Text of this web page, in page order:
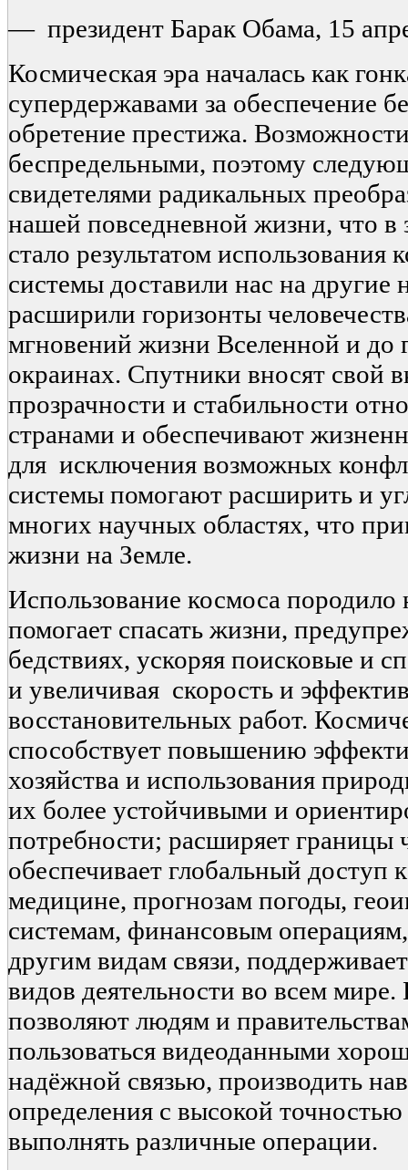
— президент Барак Обама, 15
Космическая эра началась как
супердержавами за обеспечение
обретение престижа.
беспредельными, поэтому
свидетелями радикальных
нашей повседневной жизни, что в
стало результатом
системы доставили нас на другие
расширили горизонты
мгновений жизни Вселенной и до
окраинах. Спутники вносят свой
прозрачности и стабильности
странами и обеспечивают
для исключения возможных
системы помогают расширить и
многих научных областях, что
жизни на Земле.
Использование космоса
помогает спасать жизни,
бедствиях, ускоряя поисковые и
и увеличивая скорость и
восстановительных работ.
способствует повышению
хозяйства и использования
их более устойчивыми и
потребности; расширяет границы
обеспечивает глобальный доступ
медицине, прогнозам погоды,
системам, финансовым
другим видам связи,
видов деятельности во всем
позволяют людям и
пользоваться видеоданными
надёжной связью, производить
определения с высокой
выполнять различные операции.